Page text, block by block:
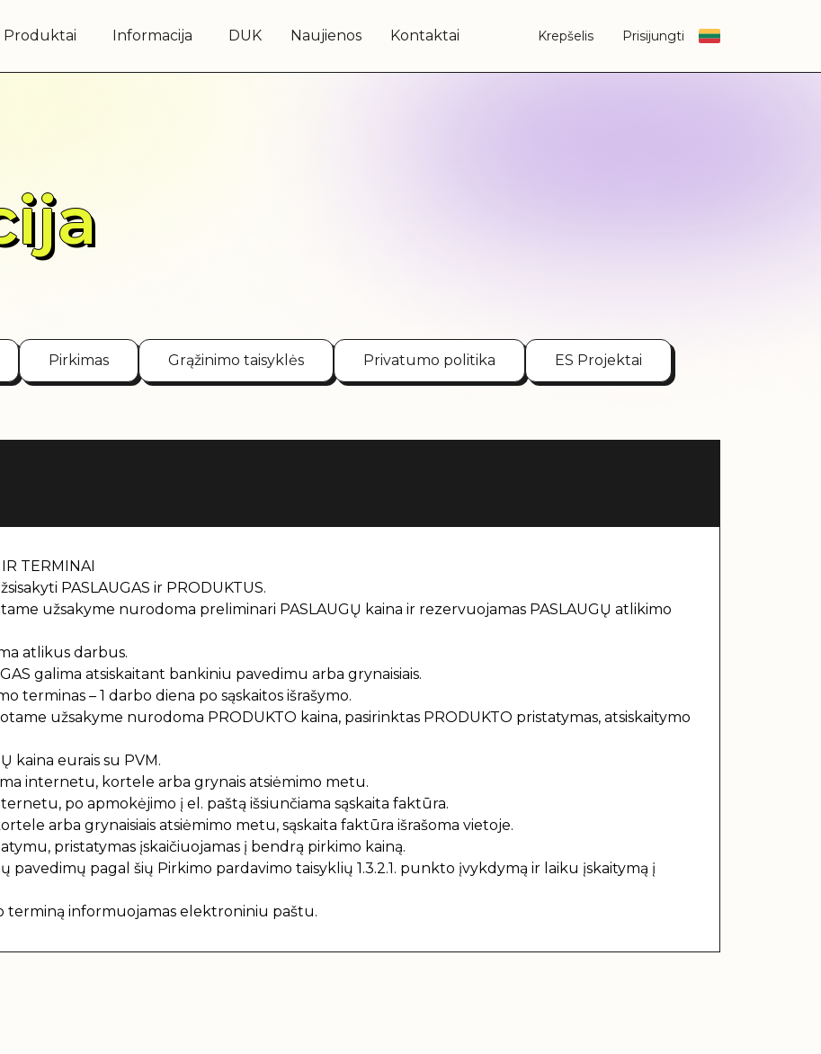
Produktai Informacija DUK Naujienos Kontaktai Krepšelis Prisijungti
Pirkimas Grąžinimo taisyklės Privatumo politika ES Projektai
TERMINAI
PASLAUGAS ir PRODUKTUS.
užsakyme nurodoma preliminari PASLAUGŲ kaina ir rezervuojamas PASLAUGŲ atlikimo
atlikus darbus.
galima atsiskaitant bankiniu pavedimu arba grynaisiais.
terminas – 1 darbo diena po sąskaitos išrašymo.
užsakyme nurodoma PRODUKTO kaina, pasirinktas PRODUKTO pristatymas, atsiskaitymo
kaina eurais su PVM.
internetu, kortele arba grynais atsiėmimo metu.
po apmokėjimo į el. paštą išsiunčiama sąskaita faktūra.
arba grynaisiais atsiėmimo metu, sąskaita faktūra išrašoma vietoje.
pristatymas įskaičiuojamas į bendrą pirkimo kainą.
pavedimų pagal šių Pirkimo pardavimo taisyklių 1.3.2.1. punkto įvykdymą ir laiku įskaitymą į
terminą informuojamas elektroniniu paštu.